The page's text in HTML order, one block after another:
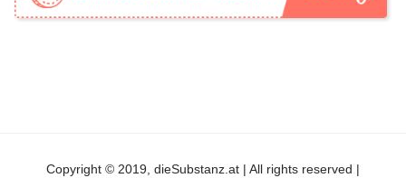
Copyright © 2019, dieSubstanz.at | All rights reserved |